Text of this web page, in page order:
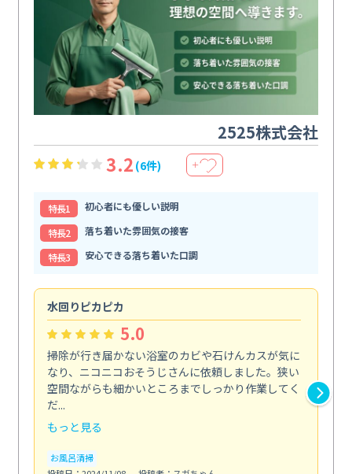
2525株式会社
3.2 (6件) ＋
特⻑1
初心者にも優しい説明
特⻑2
落ち着いた雰囲気の接客
特⻑3
安心できる落ち着いた口調
水回りピカピカ
5.0
掃除が行き届かない浴室のカビや石けんカスが気に
なり、ニコニコおそうじさんに依頼しました。狭い
空間ながらも細かいところまでしっかり作業してく
だ...
もっと見る
お風呂清掃